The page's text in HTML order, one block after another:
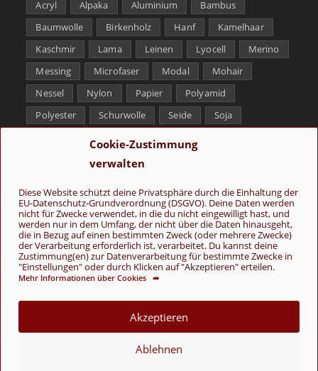
Cookie-Zustimmung
verwalten
Diese Website schützt deine Privatsphäre durch die Einhaltung der
EU-Datenschutz-Grundverordnung (DSGVO). Deine Daten werden
nicht für Zwecke verwendet, in die du nicht eingewilligt hast, und
werden nur in dem Umfang, der nicht über die Daten hinausgeht,
die in Bezug auf einen bestimmten Zweck (oder mehrere Zwecke)
der Verarbeitung erforderlich ist, verarbeitet. Du kannst deine
Zustimmung(en) zur Datenverarbeitung für bestimmte Zwecke in
"Einstellungen" oder durch Klicken auf "Akzeptieren" erteilen.
Mehr Informationen über Cookies ➦
Akzeptieren
Ablehnen
Acryl Alpaka Aluminium
Bambus
Baumwolle
Birkenholz Hanf
Kamelhaar
Kaschmir
Lama Leinen Lyocell
Merino
Messing
Microfaser Modal
Mohair
Nessel
Nylon Papier
Polyamid
Polyester
Schurwolle Seide
Soja
Tencel
Yak
Folge uns
© Copyright 2026 - Wolle & Schönes
VERTRAG WIDERRUFEN